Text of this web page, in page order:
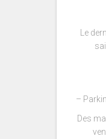
Le
–
Des